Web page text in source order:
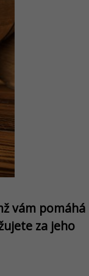
vám pomáhá
za jeho